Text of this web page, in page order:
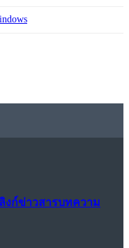
ลิงก์ข่าวสารบทความ